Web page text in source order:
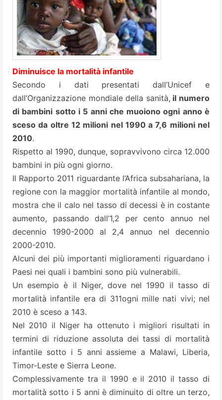
Diminuisce la mortalità infantile
Secondo i dati presentati dall’Unicef e
dall’Organizzazione mondiale della sanità, il numero
di bambini sotto i 5 anni che muoiono ogni anno è
sceso da oltre 12 milioni nel 1990 a 7,6 milioni nel
2010.
Rispetto al 1990, dunque, sopravvivono circa 12.000
bambini in più ogni giorno.
Il Rapporto 2011 riguardante l’Africa subsahariana, la
regione con la maggior mortalità infantile al mondo,
mostra che il calo nel tasso di decessi è in costante
aumento, passando dall’1,2 per cento annuo nel
decennio 1990-2000 al 2,4 annuo nel decennio
2000-2010.
Alcuni dei più importanti miglioramenti riguardano i
Paesi nei quali i bambini sono più vulnerabili.
Un esempio è il Niger, dove nel 1990 il tasso di
mortalità infantile era di 311ogni mille nati vivi; nel
2010 è sceso a 143.
Nel 2010 il Niger ha ottenuto i migliori risultati in
termini di riduzione assoluta dei tassi di mortalità
infantile sotto i 5 anni assieme a Malawi, Liberia,
Timor-Leste e Sierra Leone.
Complessivamente tra il 1990 e il 2010 il tasso di
mortalità sotto i 5 anni è diminuito di oltre un terzo,